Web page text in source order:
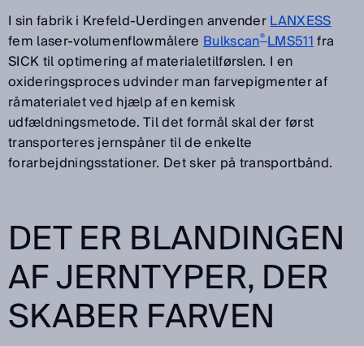
I sin fabrik i Krefeld-Uerdingen anvenderLANXESS
fem laser-volumenflowmålere Bulkscan®LMS511fra
SICK til optimering af materialetilførslen. I en
oxideringsproces udvinder man farvepigmenter af
råmaterialet ved hjælp af en kemisk
udfældningsmetode. Til det formål skal der først
transporteres jernspåner til de enkelte
forarbejdningsstationer. Det sker på transportbånd.
DET ER BLANDINGEN
AF JERNTYPER, DER
SKABER FARVEN